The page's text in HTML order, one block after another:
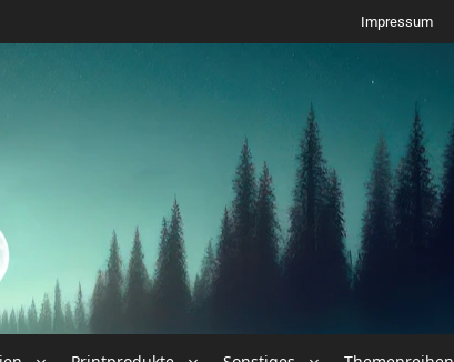
Impressum